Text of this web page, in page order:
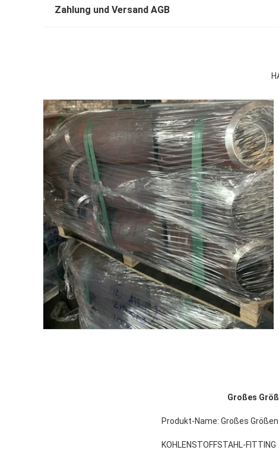
Zahlung und Versand AGB
Großes
Produkt-Name: Großes
KOHLENSTOFFSTAHL-FITTING